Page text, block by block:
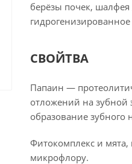
берёзы почек,
СВОЙТВА
Папаин —
отложений на зубной
образование зубного
Фитокомплекс и мята,
микрофлору.